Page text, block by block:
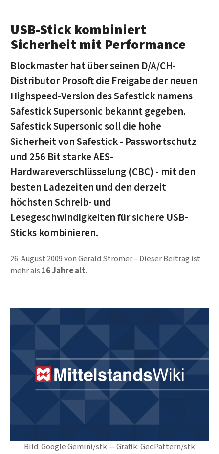
Bild: Google Gemini/stk — Grafik: GeoPattern/stk
USB-Stick kombiniert
Sicherheit mit Performance
Blockmaster hat über seinen D/A/CH-
Distributor Prosoft die Freigabe der neuen
Highspeed-Version des Safestick namens
Safestick Supersonic bekannt gegeben.
Safestick Supersonic soll die hohe
Sicherheit von Safestick - Passwortschutz
und 256 Bit starke AES-
Hardwareverschlüsselung (CBC) - mit den
besten Ladezeiten und den derzeit
höchsten Schreib- und
Lesegeschwindigkeiten für sichere USB-
Sticks kombinieren.
26. August 2009vonGerald Strömer
Dieser Beitrag ist
mehr als 16 Jahre alt.